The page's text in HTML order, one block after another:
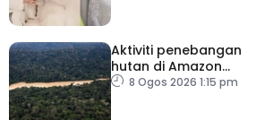
Aktiviti penebangan
hutan di Amazon
merosot dalam tempoh
8 Ogos 2026 1:15 pm